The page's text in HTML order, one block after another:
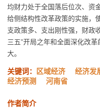
均财力处于全国落后位次、资
给侧结构性改革政策的实施，
支政策多、支出刚性强，财政
三五”开局之年和全面深化改
大。
关键词： 区域经济 经济发
经济预测
河南省
作者简介